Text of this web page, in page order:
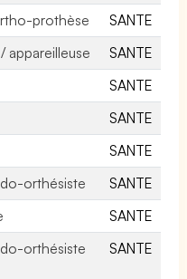
prothèse
SANTE
appareilleuse
SANTE
SANTE
SANTE
SANTE
orthésiste
SANTE
SANTE
orthésiste
SANTE